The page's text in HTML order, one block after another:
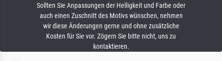
Sollten Sie Anpassungen der Helligkeit und Farbe oder
auch einen Zuschnitt des Motivs wünschen, nehmen
wir diese Änderungen gerne und ohne zusätzliche
Kosten für Sie vor. Zögern Sie bitte nicht, uns zu
kontaktieren.